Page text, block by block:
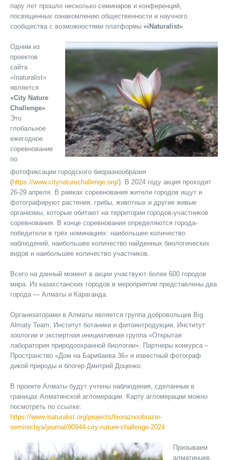
пару лет прошло несколько семинаров и конференций,
посвященных ознакомлению общественности и научного
сообщества с возможностями платформы «iNaturalist».
Одним из
проектов
сайта
«Inaturalist»
является
«City Nature
Challenge».
Это
глобальное
ежегодное
соревнование
по
фотофиксации городского биоразнообразия
(https://www.citynaturechallenge.org/). В 2024 году акция проходит
26-29 апреля. В рамках соревнования жители городов ищут и
фотографируют растения, грибы, животных и другие живые
организмы, которые обитают на территории городов-участников
соревнования. В конце соревнования определяются города-
победители в трёх номинациях: наибольшее количество
наблюдений, наибольшее количество найденных биологических
видов и наибольшее количество участников.
Всего на данный момент в акции участвуют более 600 городов
мира. Из казахстанских городов в мероприятии представлены два
города — Алматы и Караганда.
Организаторами в Алматы является группа добровольцев Big
Almaty Team, Институт ботаники и фитоинтродукции, Институт
зоологии и экспертная инициативная группа «Открытая
лаборатория природоохранной биологии». Партнеры конкурса –
Пространство «Дом на Барибаева 36» и известный фотограф
дикой природы и блогер Дмитрий Доценко.
В проекте Алматы будут учтены наблюдения, сделанные в
границах Алматинской агломерации. Карту агломерации можно
посмотреть по ссылке:
https://www.inaturalist.org/projects/bioraznoobrazie-
semirechya/journal/90944-city-nature-challenge-2024
Призываем
алматинцев,